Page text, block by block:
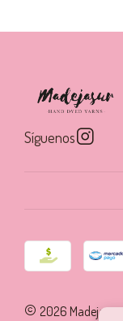
Síguenos
2026 Madejasur.